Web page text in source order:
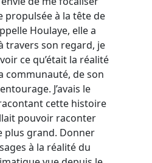
propulsée à la tête de
Houlaye, elle a
travers son regard, je
ce qu’était la réalité
communauté, de son
J’avais le
cette histoire
pouvoir raconter
plus grand. Donner
à la réalité du